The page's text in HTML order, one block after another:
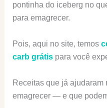
pontinha do iceberg no
para emagrecer.
Pois, aqui no site, temos
carb grátispara você
Receitas que já ajudaram
emagrecer — e que